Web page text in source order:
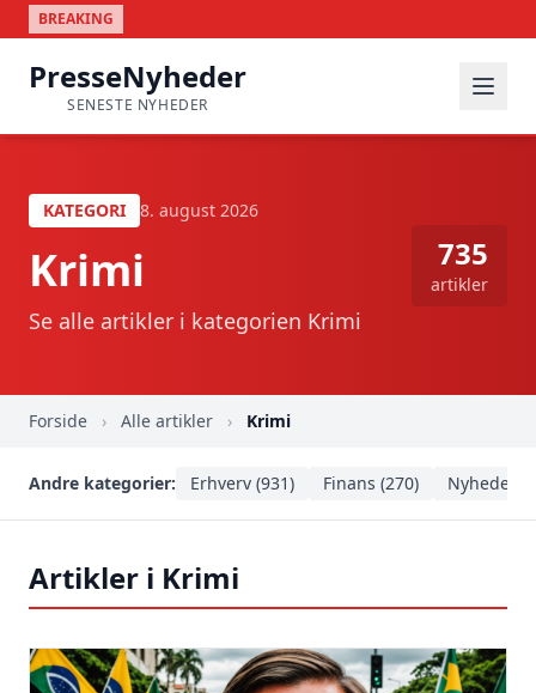
BREAKING
PresseNyheder
SENESTE NYHEDER
KATEGORI 8. august 2026
Krimi
Se alle artikler i kategorien Krimi
735
artikler
Forside › Alle artikler › Krimi
Andre kategorier: Erhverv (931) Finans (270) Nyheder
Artikler i Krimi